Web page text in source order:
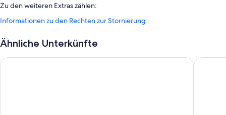
Zu den weiteren Extras zählen:
Parken ohne Service (kostenlos)
Gepäckaufbewahrung
Rauchverbot in der Unterkunft
Informationen zu den Rechten zur Stornierung
Ähnliche Unterkünfte
Lakes Edge Holiday Park